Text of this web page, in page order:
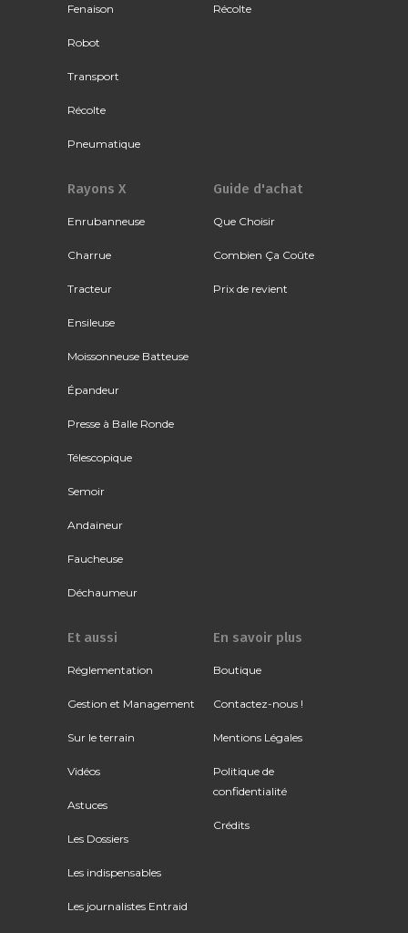
Fenaison
Robot
Transport
Récolte
Pneumatique
Récolte
Rayons X
Enrubanneuse
Charrue
Tracteur
Ensileuse
Moissonneuse Batteuse
Épandeur
Presse à Balle Ronde
Télescopique
Semoir
Andaineur
Faucheuse
Déchaumeur
Guide d'achat
Que Choisir
Combien Ça Coûte
Prix de revient
Et aussi
Réglementation
Gestion et Management
Sur le terrain
Vidéos
Astuces
Les Dossiers
Les indispensables
Les journalistes Entraid
En savoir plus
Boutique
Contactez-nous !
Mentions Légales
Politique de
confidentialité
Crédits